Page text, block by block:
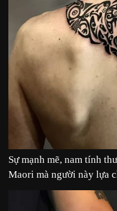
Sự mạnh mẽ, nam tính
Maori mà người này lựa